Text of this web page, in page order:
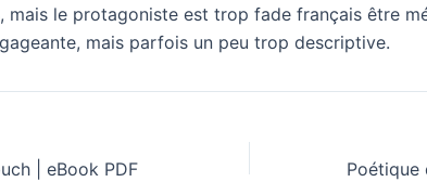
mais le protagoniste est trop fade français être
mais parfois un peu trop descriptive.
| eBook PDF